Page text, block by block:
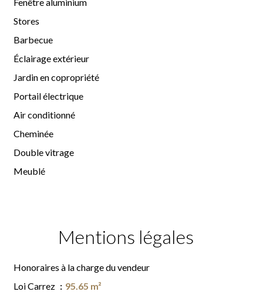
Stores
Barbecue
Éclairage extérieur
Jardin en copropriété
Portail électrique
Air conditionné
Cheminée
Double vitrage
Meublé
Mentions légales
Honoraires à la charge du vendeur
Loi Carrez
95.65 m²